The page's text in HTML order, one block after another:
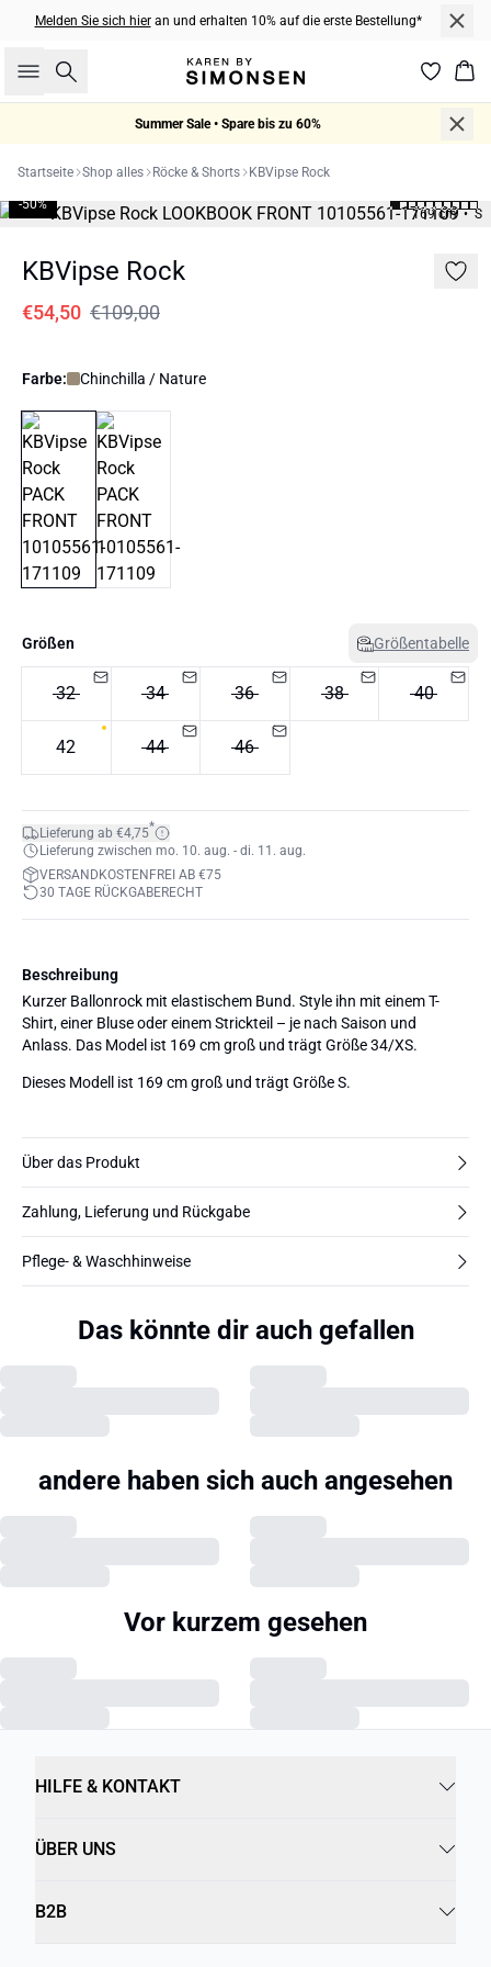
Melden Sie sich hieran und erhalten 10% auf die erste Bestellung*
Suche
Summer Sale • Spare bis zu 60%
Startseite Shop alles Röcke & Shorts KBVipse Rock
169 cm • S
-50%
KBVipse Rock
€54,50 €109,00
Farbe: Chinchilla / Nature
Größen Größentabelle
32 34 36 38 40
42 44 46
Lieferung ab €4,75*
Lieferung zwischen mo. 10. aug. - di. 11. aug.
VERSANDKOSTENFREI AB €75
30 TAGE RÜCKGABERECHT
Beschreibung
Kurzer Ballonrock mit elastischem Bund. Style ihn mit einem T-
Shirt, einer Bluse oder einem Strickteil – je nach Saison und
Anlass. Das Model ist 169 cm groß und trägt Größe 34/XS.
Dieses Modell ist 169 cm groß und trägt Größe S.
Über das Produkt
Zahlung, Lieferung und Rückgabe
Pflege- & Waschhinweise
Das könnte dir auch gefallen
andere haben sich auch angesehen
Vor kurzem gesehen
HILFE & KONTAKT
ÜBER UNS
B2B